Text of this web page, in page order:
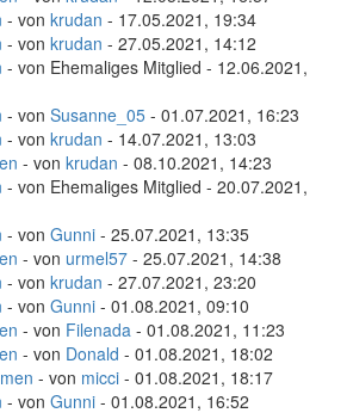
- von krudan - 17.05.2021, 19:34
- von krudan - 27.05.2021, 14:12
- von Ehemaliges Mitglied - 12.06.2021,
- von Susanne_05 - 01.07.2021, 16:23
- von krudan - 14.07.2021, 13:03
- von krudan - 08.10.2021, 14:23
- von Ehemaliges Mitglied - 20.07.2021,
- von Gunni - 25.07.2021, 13:35
- von urmel57 - 25.07.2021, 14:38
- von krudan - 27.07.2021, 23:20
- von Gunni - 01.08.2021, 09:10
- von Filenada - 01.08.2021, 11:23
- von Donald - 01.08.2021, 18:02
- von micci - 01.08.2021, 18:17
- von Gunni - 01.08.2021, 16:52